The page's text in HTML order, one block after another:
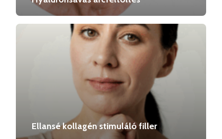
Ellansé kollagén stimuláló filler